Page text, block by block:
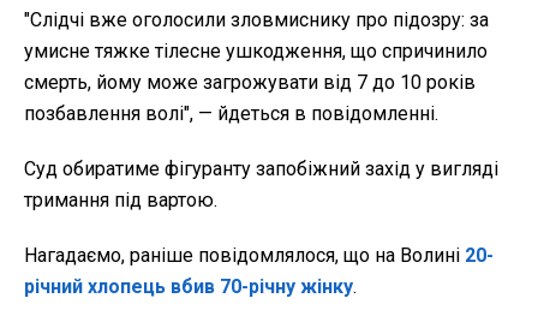
"Слідчі вже оголосили зловмиснику про підозру: за
умисне тяжке тілесне ушкодження, що спричинило
смерть, йому може загрожувати від 7 до 10 років
позбавлення волі", — йдеться в повідомленні.
Суд обиратиме фігуранту запобіжний захід у вигляді
тримання під вартою.
Нагадаємо, раніше повідомлялося, що на Волині 20-
річний хлопець вбив 70-річну жінку.